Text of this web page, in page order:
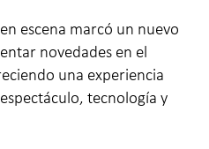
escena marcó un nuevo
novedades en el
una experiencia
tecnología y